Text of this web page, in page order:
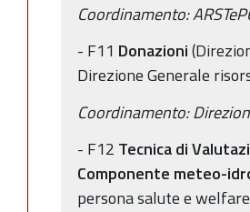
Coordinamento:
- F11 Donazioni
Direzione Generale
Coordinamento:
- F12 Tecnica di
Componente meteo-
persona salute e